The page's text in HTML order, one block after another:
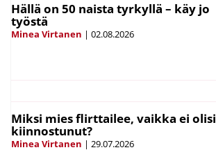
Hällä on 50 naista tyrkyllä – käy jo
työstä
Minea Virtanen | 02.08.2026
Miksi mies flirttailee, vaikka ei olisi
kiinnostunut?
Minea Virtanen | 29.07.2026